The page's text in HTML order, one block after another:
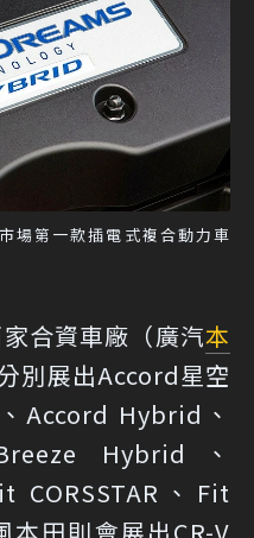
場第一款插電式複合動力車
合資車廠（廣汽本
別展出Accord星空
Accord Hybrid、
Hybrid、
CORSSTAR、Fit